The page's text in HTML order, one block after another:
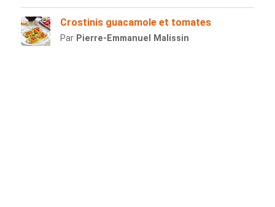
Crostinis guacamole et tomates
Par Pierre-Emmanuel Malissin